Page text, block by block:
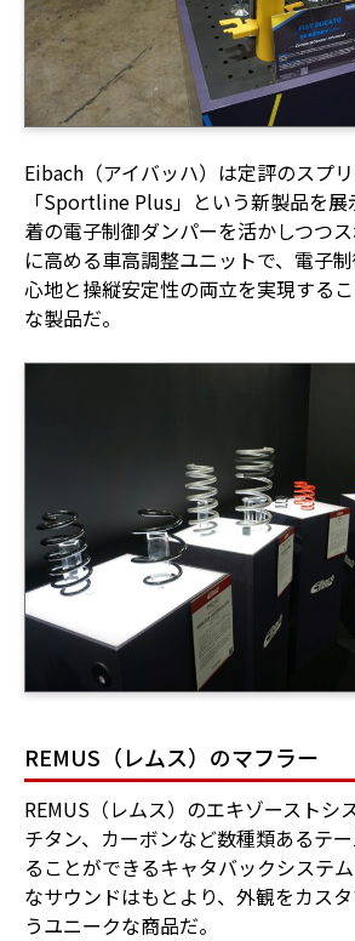
Eibach（アイバッハ）は定評のスプリ
「Sportline Plus」という新製品を
着の電子制御ダンパーを活かしつつ
に高める車高調整ユニットで、電子
心地と操縦安定性の両立を実現する
な製品だ。
REMUS（レムス）のマフラー
REMUS（レムス）のエキゾーストシ
チタン、カーボンなど数種類あるテ
ることができるキャタバックシステ
なサウンドはもとより、外観をカス
うユニークな商品だ。